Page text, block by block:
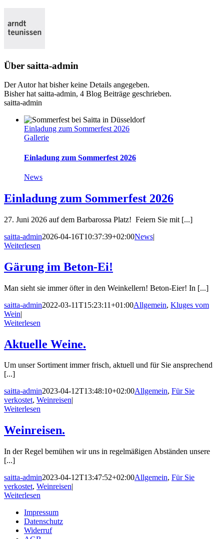
Über saitta-admin
Der Autor hat bisher keine Details angegeben.
Bisher hat saitta-admin, 4 Blog Beiträge geschrieben.
saitta-admin
Einladung zum Sommerfest 2026
Gallerie
Einladung zum Sommerfest 2026
News
Einladung zum Sommerfest 2026
27. Juni 2026 auf dem Barbarossa Platz! Feiern Sie mit [...]
saitta-admin2026-04-16T10:37:39+02:00News|
Weiterlesen
Gärung im Beton-Ei!
Man sieht sie immer öfter in den Weinkellern! Beton-Eier! In [...]
saitta-admin2022-03-11T15:23:11+01:00Allgemein, Kluges vom
Wein|
Weiterlesen
Aktuelle Weine.
Um unser Sortiment immer frisch, aktuell und für Sie ansprechend
[...]
saitta-admin2023-04-12T13:48:10+02:00Allgemein, Für Sie
verkostet, Weinreisen|
Weiterlesen
Weinreisen.
In der Regel bemühen wir uns in regelmäßigen Abständen unsere
[...]
saitta-admin2023-04-12T13:47:52+02:00Allgemein, Für Sie
verkostet, Weinreisen|
Weiterlesen
Impressum
Datenschutz
Widerruf